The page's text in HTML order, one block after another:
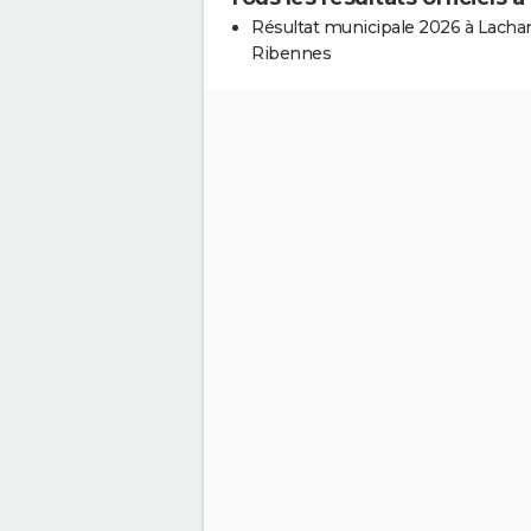
Résultat municipale 2026 à
Ribennes